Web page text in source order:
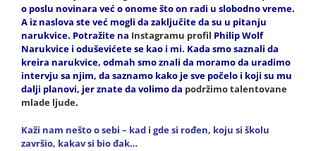
o poslu novinara već o onome što on radi u slobodno vreme.
A iz naslova ste već mogli da zaključite da su u pitanju
narukvice. Potražite na Instagramu profil Philip Wolf
Narukvice i oduševićete se kao i mi. Kada smo saznali da
kreira narukvice, odmah smo znali da moramo da uradimo
intervju sa njim, da saznamo kako je sve počelo i koji su mu
dalji planovi, jer znate da volimo da podržimo talentovane
mlade ljude.
Kaži nam nešto o sebi – kad i gde si rođen, koju si školu
završio, kakav si bio đak…